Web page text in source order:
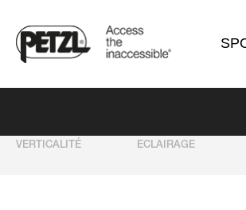
VERTICALITÉ ECLAIRAGE